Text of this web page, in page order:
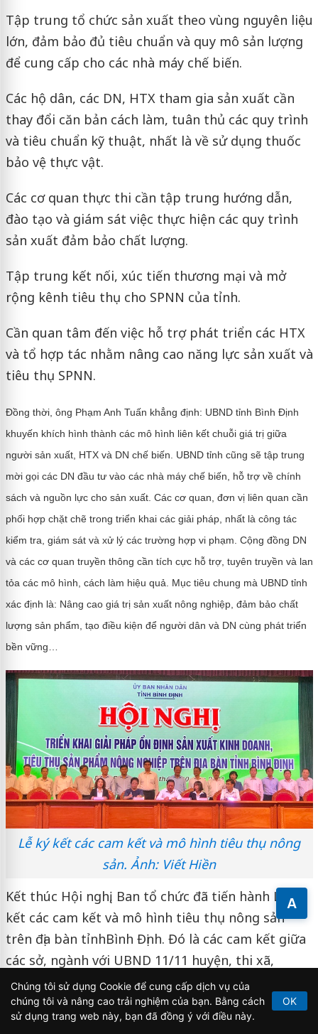
A
Tập trung tổ chức sản xuất theo vùng nguyên liệu
lớn, đảm bảo đủ tiêu chuẩn và quy mô sản lượng
để cung cấp cho các nhà máy chế biến.
Các hộ dân, các DN, HTX tham gia sản xuất cần
thay đổi căn bản cách làm, tuân thủ các quy trình
và tiêu chuẩn kỹ thuật, nhất là về sử dụng thuốc
bảo vệ thực vật.
Các cơ quan thực thi cần tập trung hướng dẫn,
đào tạo và giám sát việc thực hiện các quy trình
sản xuất đảm bảo chất lượng.
Tập trung kết nối, xúc tiến thương mại và mở
rộng kênh tiêu thụ cho SPNN của tỉnh.
Cần quan tâm đến việc hỗ trợ phát triển các HTX
và tổ hợp tác nhằm nâng cao năng lực sản xuất và
tiêu thụ SPNN.
Đồng thời, ông Phạm Anh Tuấn khẳng định: UBND tỉnh Bình Định
khuyến khích hình thành các mô hình liên kết chuỗi giá trị giữa
người sản xuất, HTX và DN chế biến. UBND tỉnh cũng sẽ tập trung
mời gọi các DN đầu tư vào các nhà máy chế biến, hỗ trợ về chính
sách và nguồn lực cho sản xuất. Các cơ quan, đơn vị liên quan cần
phối hợp chặt chẽ trong triển khai các giải pháp, nhất là công tác
kiểm tra, giám sát và xử lý các trường hợp vi phạm. Cộng đồng DN
và các cơ quan truyền thông cần tích cực hỗ trợ, tuyên truyền và lan
tỏa các mô hình, cách làm hiệu quả. Mục tiêu chung mà UBND tỉnh
xác định là: Nâng cao giá trị sản xuất nông nghiệp, đảm bảo chất
lượng sản phẩm, tạo điều kiện để người dân và DN cùng phát triển
bền vững…
Lễ ký kết các cam kết và mô hình tiêu thụ nông
sản. Ảnh: Viết Hiền
Kết thúc Hội nghị, Ban tổ chức đã tiến hành Lễ ký
kết các cam kết và mô hình tiêu thụ nông sản
trên địa bàn tỉnhBình Định. Đó là các cam kết giữa
các sở, ngành với UBND 11/11 huyện, thi xã,
thành phố; cam kết giữa Sở Công Thương Bình
Định và các đơn vị, DN, siêu thị; cam kết giữa các
đầu mối tiêu thụ với các HTX các huyện, thị xã,
Chúng tôi sử dụng Cookie để cung cấp dịch vụ của
chúng tôi và nâng cao trải nghiệm của bạn. Bằng cách
sử dụng trang web này, bạn đã đồng ý với điều này.
OK